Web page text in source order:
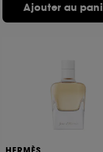
Ajouter au